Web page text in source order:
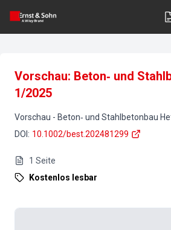
Vorschau: Beton‐ und
1/2025
Vorschau - Beton‐ und Stahlbetonbau
DOI : 10.1002/best.202481299
1 Seite
Kostenlos lesbar